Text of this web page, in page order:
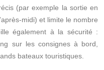
(par exemple la sortie en
et limite le nombre
également à la sécurité :
sur les consignes à bord,
bateaux touristiques.